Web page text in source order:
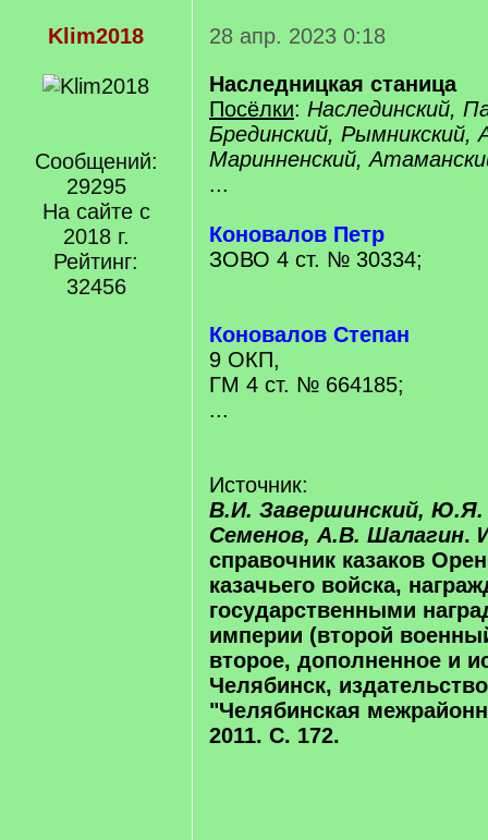
Klim2018
Сообщений:
29295
На сайте с
2018 г.
Рейтинг:
32456
28 апр. 2023 0:18
Наследницкая станица
Посёлки: Наслединский,
Брединский, Рымникский,
Маринненский,
...
Коновалов Петр
ЗОВО 4 ст. № 30334;
Коновалов Степан
9 ОКП,
ГМ 4 ст. № 664185;
...
Источник:
В.И. Завершинский, Ю.Я.
Семенов, А.В. Шалагин.
справочник казаков
казачьего войска,
государственными
империи (второй
второе, дополненное и
Челябинск,
"Челябинская
2011. С. 172.